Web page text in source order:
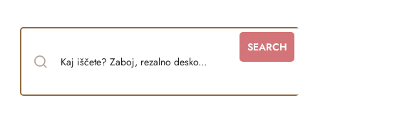
SEARCH